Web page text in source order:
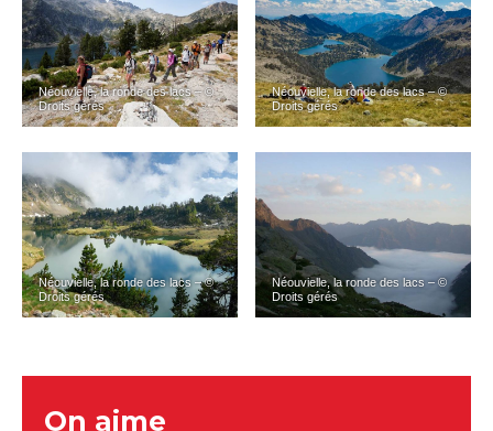
Néouvielle, la ronde des lacs – ©
Droits gérés
Néouvielle, la ronde des lacs – ©
Droits gérés
Néouvielle, la ronde des lacs – ©
Droits gérés
Néouvielle, la ronde des lacs – ©
Droits gérés
On aime